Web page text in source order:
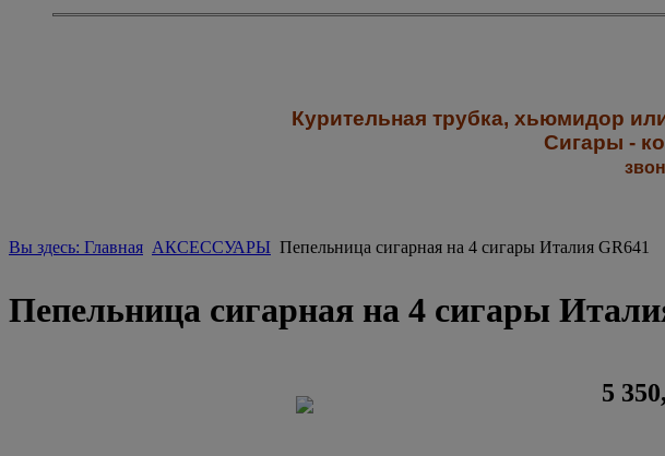
Курительная трубка, хьюмидор
Сигары - к
Вы здесь: Главная АКСЕССУАРЫ Пепельница сигарная на 4 сигары Италия GR641
Пепельница сигарная на 4 сигары
5